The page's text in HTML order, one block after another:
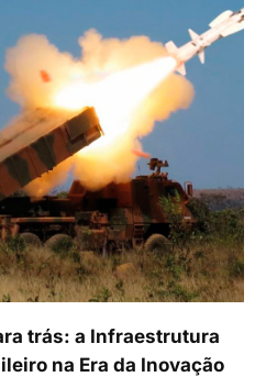
trás: a Infraestrutura
na Era da Inovação